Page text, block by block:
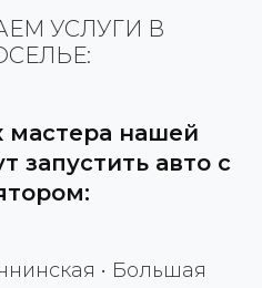
УСЛУГИ В
мастера нашей
запустить авто с
• Большая